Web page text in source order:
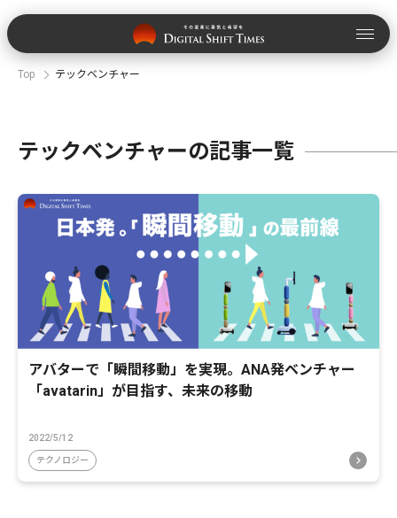
Top テックベンチャー
テックベンチャーの記事一覧
アバターで「瞬間移動」を実現。ANA発ベンチャー
「avatarin」が目指す、未来の移動
2022/5/12
テクノロジー